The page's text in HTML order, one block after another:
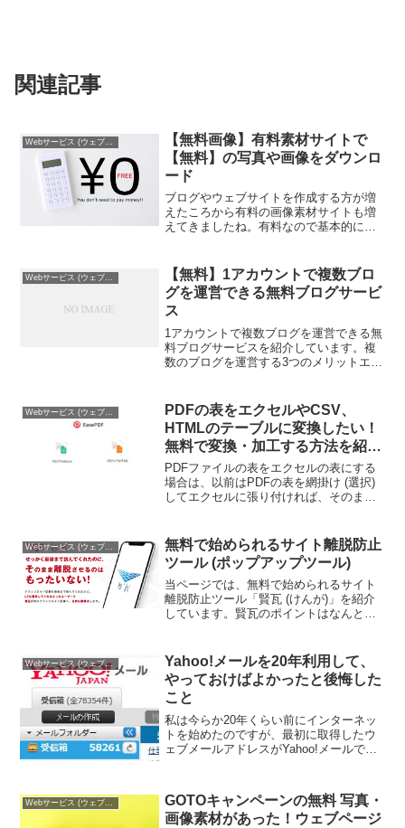
関連記事
Webサービス (ウェブサービス)
【無料画像】有料素材サイトで
【無料】の写真や画像をダウンロ
ード
ブログやウェブサイトを作成する方が増
えたころから有料の画像素材サイトも増
えてきましたね。有料なので基本的に画
ロードできる素材があるんです！私はそ
こまで素材にこだわってい...
【無料】1アカウントで複数ブロ
グを運営できる無料ブログサービ
ス
1アカウントで複数ブログを運営できる無
料ブログサービスを紹介しています。複
数のブログを運営する3つのメリットエ
している方なら経験したことがあるかも
しれませんが、ブログ...
PDFの表をエクセルやCSV、
HTMLのテーブルに変換したい！
無料で変換・加工する方法を紹介
します
PDFファイルの表をエクセルの表にする
場合は、以前はPDFの表を網掛け (選択)
してエクセルに張り付ければ、そのまま
で、PDFをいったんエクセルファイルや
CSVファイル、...
Webサービス (ウェブサービス)
無料で始められるサイト離脱防止
ツール (ポップアップツール)
当ページでは、無料で始められるサイト
離脱防止ツール「賢瓦 (けんが)」を紹介
しています。賢瓦のポイントはなんとい
ると、40％OFFキャンペーンが適用され
ないのですが、そ...
Webサービス (ウェブサービス)
Yahoo!メールを20年利用して、
やっておけばよかったと後悔した
こと
私は今らか20年くらい前にインターネッ
トを始めたのですが、最初に取得したウ
ェブメールアドレスがYahoo!メールでし
て、Yahoo!オークションや楽天市場なん
かのネットシ...
Webサービス (ウェブサービス)
GOTOキャンペーンの無料 写真・
画像素材があった！ウェブページ